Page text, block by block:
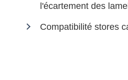
l'écartement des
Compatibilité stores